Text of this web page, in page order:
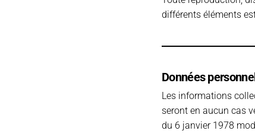
différents éléments
Données
Les informations
seront en aucun cas
du 6 janvier 1978